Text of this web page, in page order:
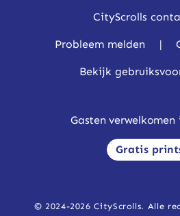
CityScrolls
Probleem melden |
Bekijk
Gasten verwelkomen
Gratis
© 2024-2026 CityScrolls. Alle